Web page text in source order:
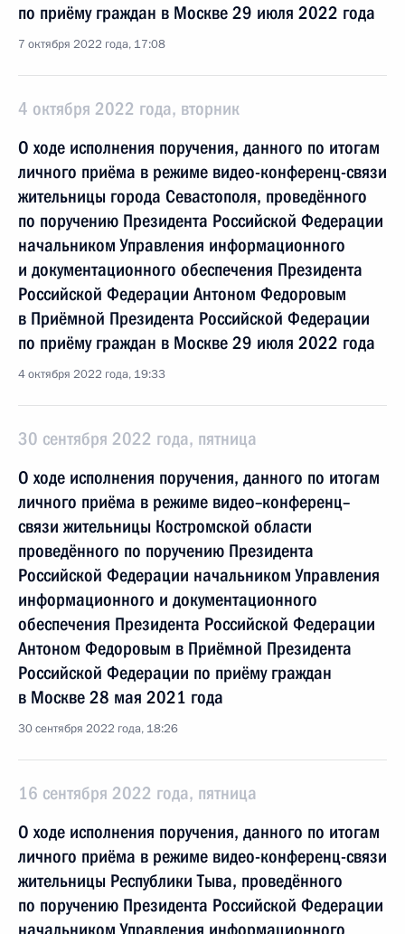
по приёму граждан в Москве 29 июля 2022 года
7 октября 2022 года, 17:08
4 октября 2022 года, вторник
О ходе исполнения поручения, данного по итогам
личного приёма в режиме видео-конференц-связи
жительницы города Севастополя, проведённого
по поручению Президента Российской Федерации
начальником Управления информационного
и документационного обеспечения Президента
Российской Федерации Антоном Федоровым
в Приёмной Президента Российской Федерации
по приёму граждан в Москве 29 июля 2022 года
4 октября 2022 года, 19:33
30 сентября 2022 года, пятница
О ходе исполнения поручения, данного по итогам
личного приёма в режиме видео–конференц–
связи жительницы Костромской области
проведённого по поручению Президента
Российской Федерации начальником Управления
информационного и документационного
обеспечения Президента Российской Федерации
Антоном Федоровым в Приёмной Президента
Российской Федерации по приёму граждан
в Москве 28 мая 2021 года
30 сентября 2022 года, 18:26
16 сентября 2022 года, пятница
О ходе исполнения поручения, данного по итогам
личного приёма в режиме видео-конференц-связи
жительницы Республики Тыва, проведённого
по поручению Президента Российской Федерации
начальником Управления информационного